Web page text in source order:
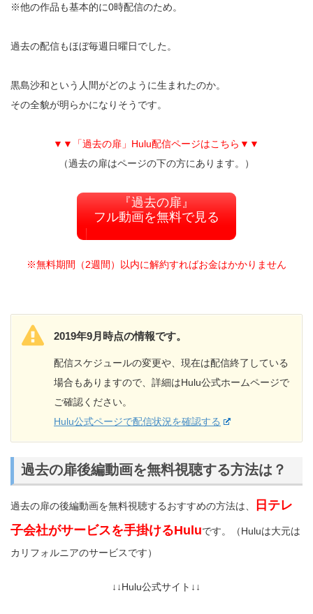
※他の作品も基本的に0時配信のため。
過去の配信もほぼ毎週日曜日でした。
黒島沙和という人間がどのように生まれたのか。
その全貌が明らかになりそうです。
▼▼「過去の扉」Hulu配信ページはこちら▼▼
（過去の扉はページの下の方にあります。）
『過去の扉』
フル動画を無料で見る
※無料期間（2週間）以内に解約すればお金はかかりません
2019年9月時点の情報です。
配信スケジュールの変更や、現在は配信終了している
場合もありますので、詳細はHulu公式ホームページで
ご確認ください。
Hulu公式ページで配信状況を確認する
過去の扉後編動画を無料視聴する方法は？
過去の扉の後編動画を無料視聴するおすすめの方法は、
日テレ
子会社がサービスを手掛けるHuluです。（Huluは大元は
カリフォルニアのサービスです）
↓↓Hulu公式サイト↓↓